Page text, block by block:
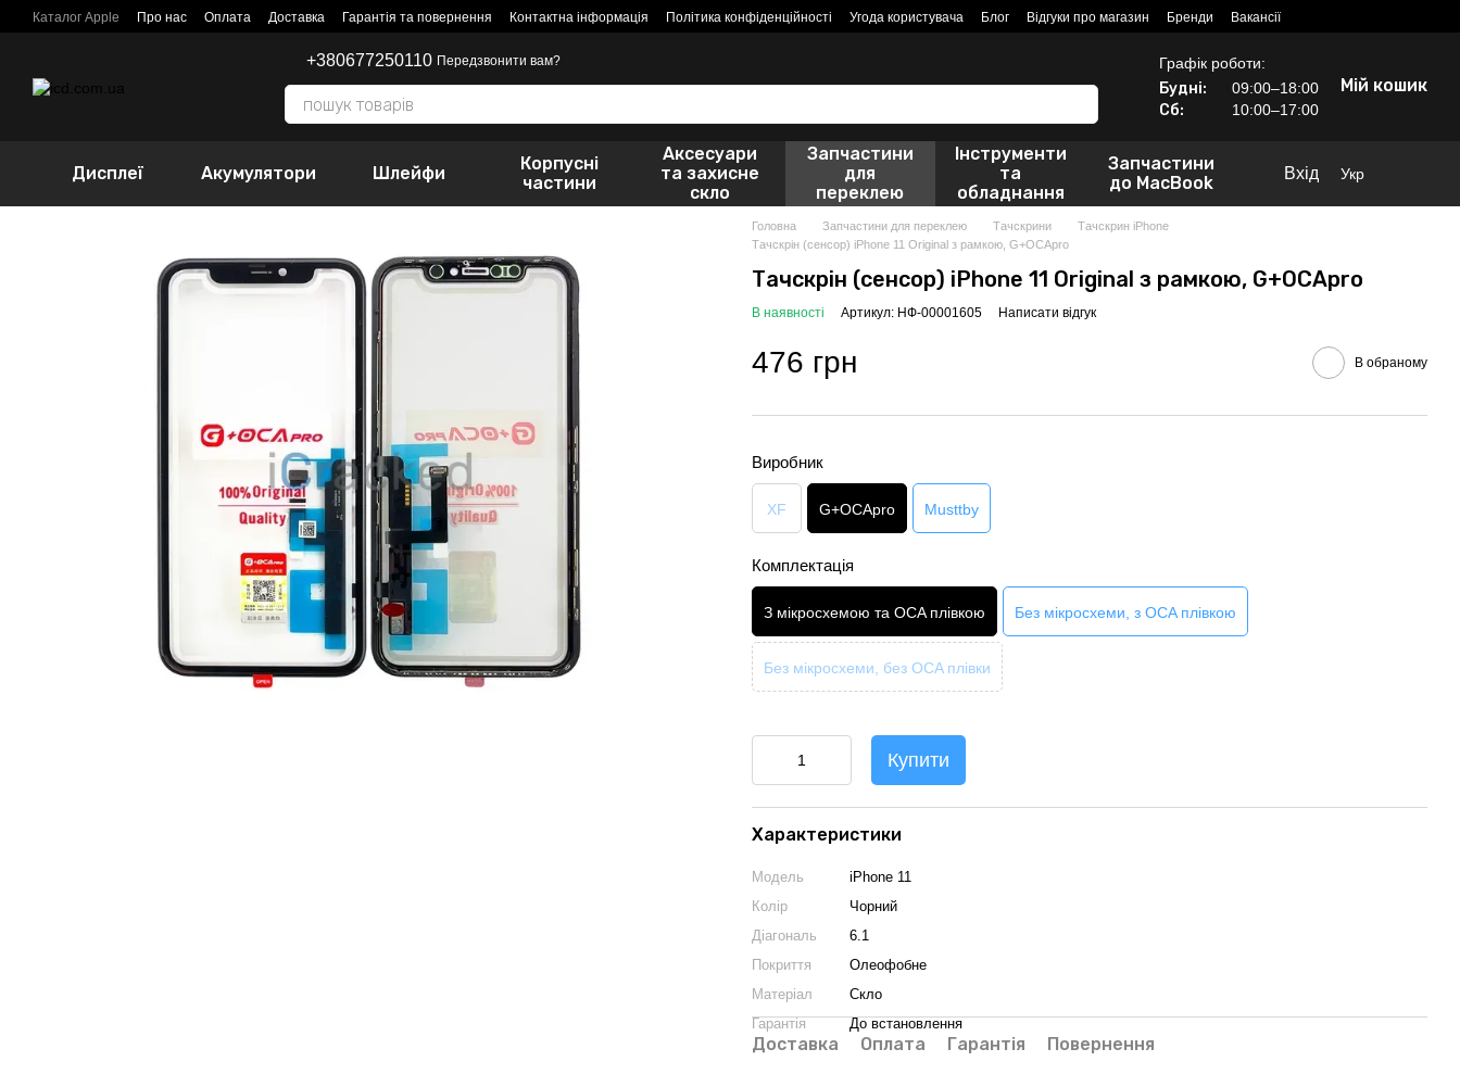
Перейти до основного контенту
Каталог Apple Про нас Оплата Доставка Гарантія та повернення Контактна інформація Політика конфіденційності Угода користувача Блог Відгуки про магазин Бренди Вакансії
+380677250110 Передзвонити вам? Графік роботи:
Будні: 09:00–18:00
Сб: 10:00–17:00
Мій кошик
Дисплеї Акумулятори Шлейфи
Корпусні
частини
Аксесуари
та захисне
скло
Запчастини
для
переклею
Інструменти
та
обладнання
Запчастини
до MacBook
Вхід Укр
Головна Запчастини для переклею Тачскрини
Тачскрин iPhone
Тачскрін (сенсор) iPhone 11 Original з рамкою, G+OCApro
Тачскрін (сенсор) iPhone 11 Original з рамкою, G+OCApro
В наявності Артикул: НФ-00001605 Написати відгук
476 грн В обраному
Виробник
XF G+OCApro Musttby
Комплектація
З мікросхемою та OCA плівкою Без мікросхеми, з OCA плівкою
Без мікросхеми, без OCA плівки
Купити
Характеристики
Модель
iPhone 11
Колір
Чорний
Діагональ
6.1
Покриття
Олеофобне
Матеріал
Скло
Гарантія
До встановлення
Доставка Оплата Гарантія Повернення